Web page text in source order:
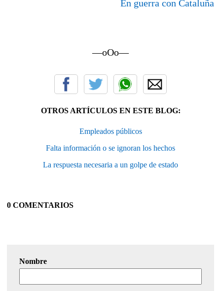
En guerra con Cataluña
—oOo—
OTROS ARTÍCULOS EN ESTE BLOG:
Empleados públicos
Falta información o se ignoran los hechos
La respuesta necesaria a un golpe de estado
0 COMENTARIOS
Nombre